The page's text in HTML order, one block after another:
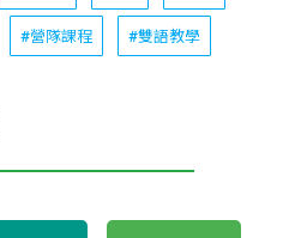
#營隊課程 #雙語教學